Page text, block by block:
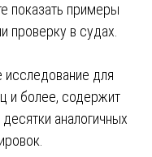
показать примеры
проверку в судах.
исследование для
и более, содержит
аналогичных